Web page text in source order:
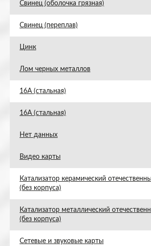
Свинец (оболочка грязная)
Свинец (переплав)
Цинк
Лом черных металлов
16А (стальная)
16А (стальная)
Нет данных
Видео карты
Катализатор керамический
(без корпуса)
Катализатор металлический
(без корпуса)
Сетевые и звуковые карты